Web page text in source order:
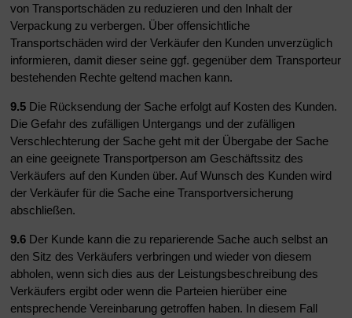
von Transportschäden zu reduzieren und den Inhalt der
Verpackung zu verbergen. Über offensichtliche
Transportschäden wird der Verkäufer den Kunden unverzüglich
informieren, damit dieser seine ggf. gegenüber dem Transporteur
bestehenden Rechte geltend machen kann.
9.5 Die Rücksendung der Sache erfolgt auf Kosten des Kunden.
Die Gefahr des zufälligen Untergangs und der zufälligen
Verschlechterung der Sache geht mit der Übergabe der Sache
an eine geeignete Transportperson am Geschäftssitz des
Verkäufers auf den Kunden über. Auf Wunsch des Kunden wird
der Verkäufer für die Sache eine Transportversicherung
abschließen.
9.6 Der Kunde kann die zu reparierende Sache auch selbst an
den Sitz des Verkäufers verbringen und wieder von diesem
abholen, wenn sich dies aus der Leistungsbeschreibung des
Verkäufers ergibt oder wenn die Parteien hierüber eine
entsprechende Vereinbarung getroffen haben. In diesem Fall